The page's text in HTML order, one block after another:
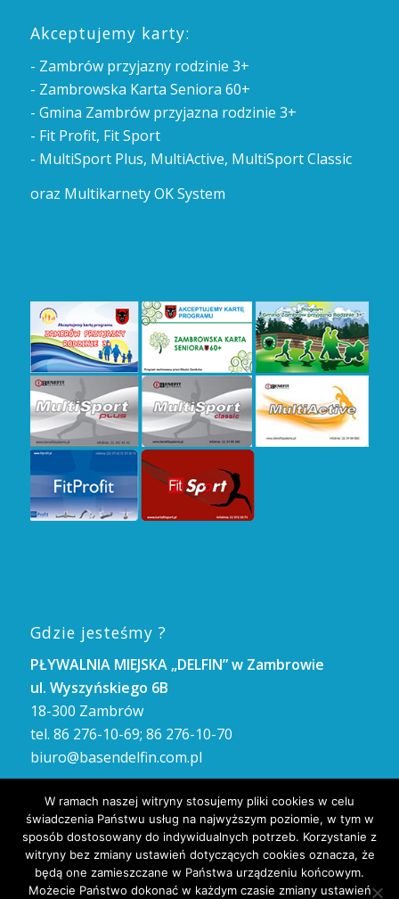
Akceptujemy karty:
- Zambrów przyjazny rodzinie 3+
- Zambrowska Karta Seniora 60+
- Gmina Zambrów przyjazna rodzinie 3+
- Fit Profit, Fit Sport
- MultiSport Plus, MultiActive, MultiSport Classic
oraz Multikarnety OK System
Gdzie jesteśmy ?
PŁYWALNIA MIEJSKA „DELFIN” w Zambrowie
ul. Wyszyńskiego 6B
18-300 Zambrów
tel. 86 276-10-69; 86 276-10-70
biuro@basendelfin.com.pl
GODZINY OTWARCIA
Poniedziałek – Piątek: 8.00 – 21.00
Sobota i Niedziela: 8.00 – 21.00
W ramach naszej witryny stosujemy pliki cookies w celu
świadczenia Państwu usług na najwyższym poziomie, w tym w
sposób dostosowany do indywidualnych potrzeb. Korzystanie z
witryny bez zmiany ustawień dotyczących cookies oznacza, że
będą one zamieszczane w Państwa urządzeniu końcowym.
Możecie Państwo dokonać w każdym czasie zmiany ustawień